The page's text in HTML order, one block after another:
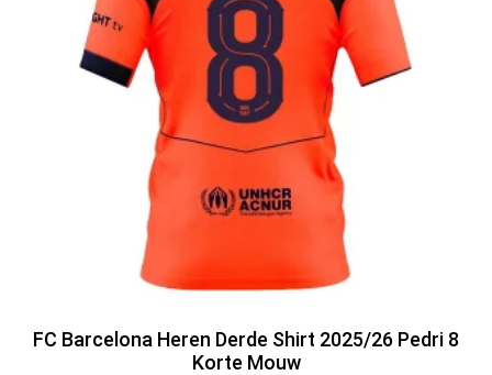
FC Barcelona Heren Derde Shirt 2025/26 Pedri 8
Korte Mouw